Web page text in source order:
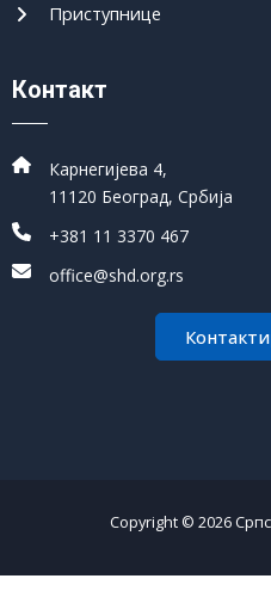
Приступнице
Контакт
Карнегијева 4,
11120 Београд, Србија
+381 11 3370 467
office@shd.org.rs
Copyright © 2026